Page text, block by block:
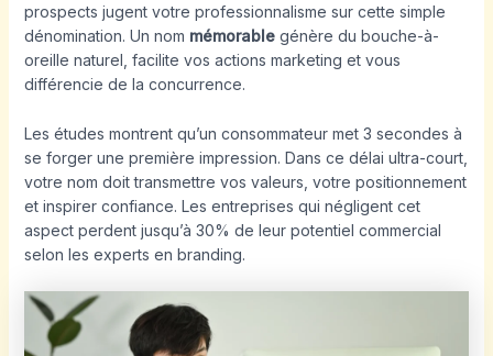
prospects jugent votre professionnalisme sur cette simple
dénomination. Un nom mémorablegénère du bouche-à-
oreille naturel, facilite vos actions marketing et vous
différencie de la concurrence.
Les études montrent qu’un consommateur met 3 secondes à
se forger une première impression. Dans ce délai ultra-court,
votre nom doit transmettre vos valeurs, votre positionnement
et inspirer confiance. Les entreprises qui négligent cet
aspect perdent jusqu’à 30% de leur potentiel commercial
selon les experts en branding.